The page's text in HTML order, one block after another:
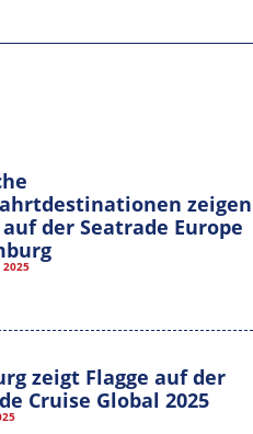
zeigen
auf der Seatrade Europe
2025
zeigt Flagge auf der
Cruise Global 2025
Net e. V.